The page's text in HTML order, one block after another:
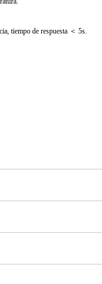
tiempo de respuesta ＜ 5s.